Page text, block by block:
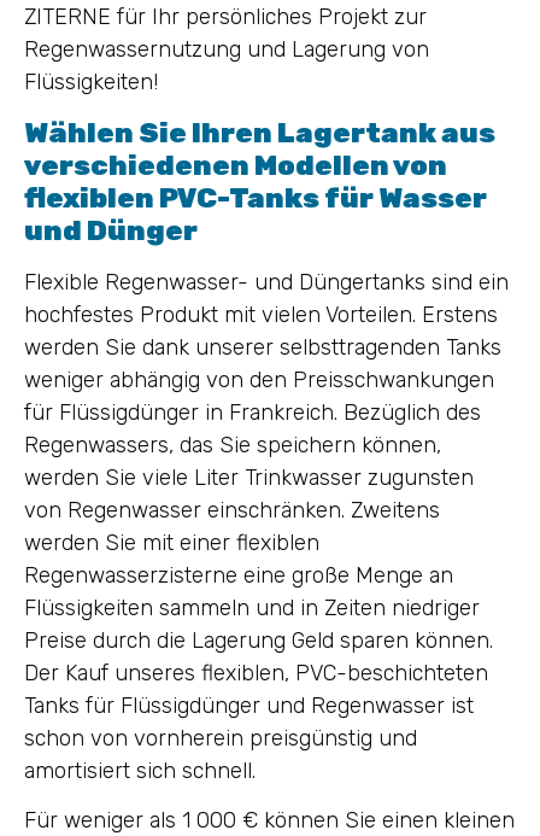
ZITERNE für Ihr persönliches Projekt zur
Regenwassernutzung und Lagerung von
Flüssigkeiten!
Wählen Sie Ihren Lagertank aus
verschiedenen Modellen von
flexiblen PVC-Tanks für Wasser
und Dünger
Flexible Regenwasser- und Düngertanks sind ein
hochfestes Produkt mit vielen Vorteilen. Erstens
werden Sie dank unserer selbsttragenden Tanks
weniger abhängig von den Preisschwankungen
für Flüssigdünger in Frankreich. Bezüglich des
Regenwassers, das Sie speichern können,
werden Sie viele Liter Trinkwasser zugunsten
von Regenwasser einschränken. Zweitens
werden Sie mit einer flexiblen
Regenwasserzisterne eine große Menge an
Flüssigkeiten sammeln und in Zeiten niedriger
Preise durch die Lagerung Geld sparen können.
Der Kauf unseres flexiblen, PVC-beschichteten
Tanks für Flüssigdünger und Regenwasser ist
schon von vornherein preisgünstig und
amortisiert sich schnell.
Für weniger als 1 000 € können Sie einen kleinen